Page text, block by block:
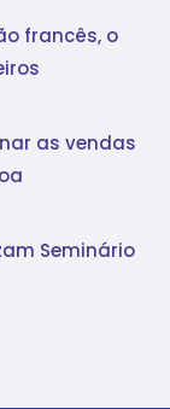
francês, o
as vendas
Seminário